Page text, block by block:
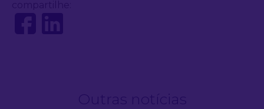
Outras notícias